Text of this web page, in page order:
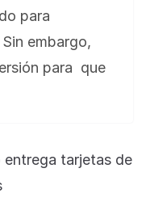
para
embargo,
para que
entrega tarjetas de